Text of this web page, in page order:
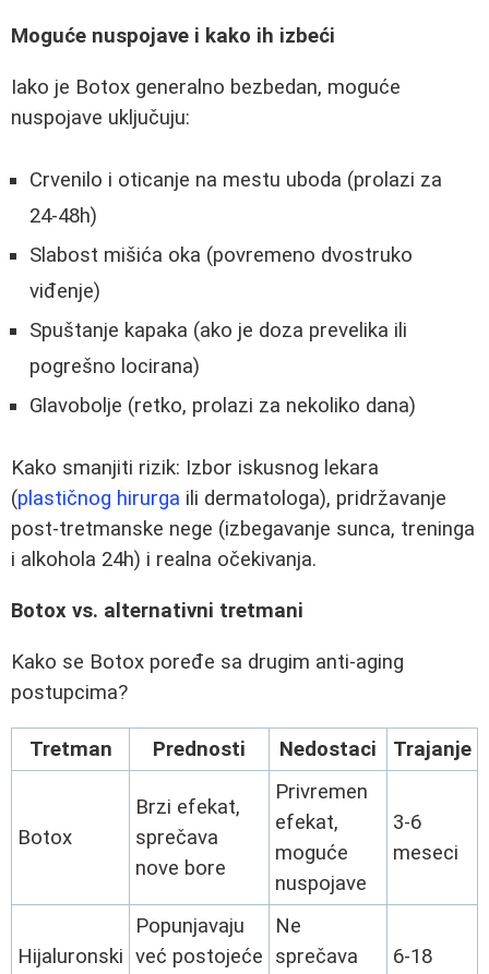
Moguće nuspojave i kako ih izbeći
Iako je Botox generalno bezbedan, moguće
nuspojave uključuju:
Crvenilo i oticanje na mestu uboda (prolazi za
24-48h)
Slabost mišića oka (povremeno dvostruko
viđenje)
Spuštanje kapaka (ako je doza prevelika ili
pogrešno locirana)
Glavobolje (retko, prolazi za nekoliko dana)
Kako smanjiti rizik: Izbor iskusnog lekara
(plastičnog hirurga ili dermatologa), pridržavanje
post-tretmanske nege (izbegavanje sunca, treninga
i alkohola 24h) i realna očekivanja.
Botox vs. alternativni tretmani
Kako se Botox poređe sa drugim anti-aging
postupcima?
Tretman Prednosti Nedostaci Trajanje
Botox
Brzi efekat,
sprečava
nove bore
Privremen
efekat,
moguće
nuspojave
3-6
meseci
Hijaluronski
Popunjavaju
već postojeće
Ne
sprečava
6-18